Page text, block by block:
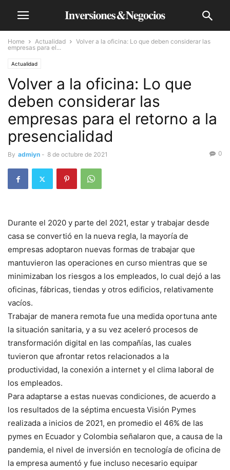
Home Actualidad
Volver a la oficina: Lo que deben considerar las
empresas para el...
Actualidad
Volver a la oficina: Lo que
deben considerar las
empresas para el retorno a la
presencialidad
By admiyn - 8 de octubre de 2021 0
Durante el 2020 y parte del 2021, estar y trabajar desde
casa se convertió en la nueva regla, la mayoría de
empresas adoptaron nuevas formas de trabajar que
mantuvieron las operaciones en curso mientras que se
minimizaban los riesgos a los empleados, lo cual dejó a las
oficinas, fábricas, tiendas y otros edificios, relativamente
vacíos.
Trabajar de manera remota fue una medida oportuna ante
la situación sanitaria, y a su vez aceleró procesos de
transformación digital en las compañías, las cuales
tuvieron que afrontar retos relacionados a la
productividad, la conexión a internet y el clima laboral de
los empleados.
Para adaptarse a estas nuevas condiciones, de acuerdo a
los resultados de la séptima encuesta Visión Pymes
realizada a inicios de 2021, en promedio el 46% de las
pymes en Ecuador y Colombia señalaron que, a causa de la
pandemia, el nivel de inversión en tecnología de oficina de
la empresa aumentó y fue incluso necesario equipar